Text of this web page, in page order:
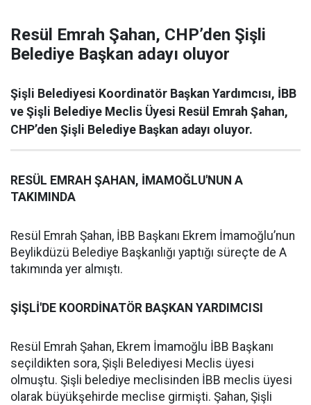
Resül Emrah Şahan, CHP’den Şişli
Belediye Başkan adayı oluyor
Şişli Belediyesi Koordinatör Başkan Yardımcısı, İBB
ve Şişli Belediye Meclis Üyesi Resül Emrah Şahan,
CHP’den Şişli Belediye Başkan adayı oluyor.
RESÜL EMRAH ŞAHAN, İMAMOĞLU'NUN A
TAKIMINDA
Resül Emrah Şahan, İBB Başkanı Ekrem İmamoğlu’nun
Beylikdüzü Belediye Başkanlığı yaptığı süreçte de A
takımında yer almıştı.
ŞİŞLİ'DE KOORDİNATÖR BAŞKAN YARDIMCISI
Resül Emrah Şahan, Ekrem İmamoğlu İBB Başkanı
seçildikten sora, Şişli Belediyesi Meclis üyesi
olmuştu. Şişli belediye meclisinden İBB meclis üyesi
olarak büyükşehirde meclise girmişti. Şahan, Şişli